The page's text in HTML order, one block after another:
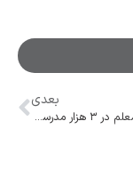
بعدی
مشکل کمبود معلم در ۳ هزار مدرسه به زودی حل می‌شود